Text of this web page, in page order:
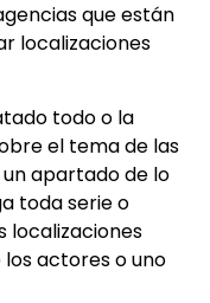
que están
localizaciones
todo o la
el tema de las
apartado de lo
toda serie o
localizaciones
actores o uno